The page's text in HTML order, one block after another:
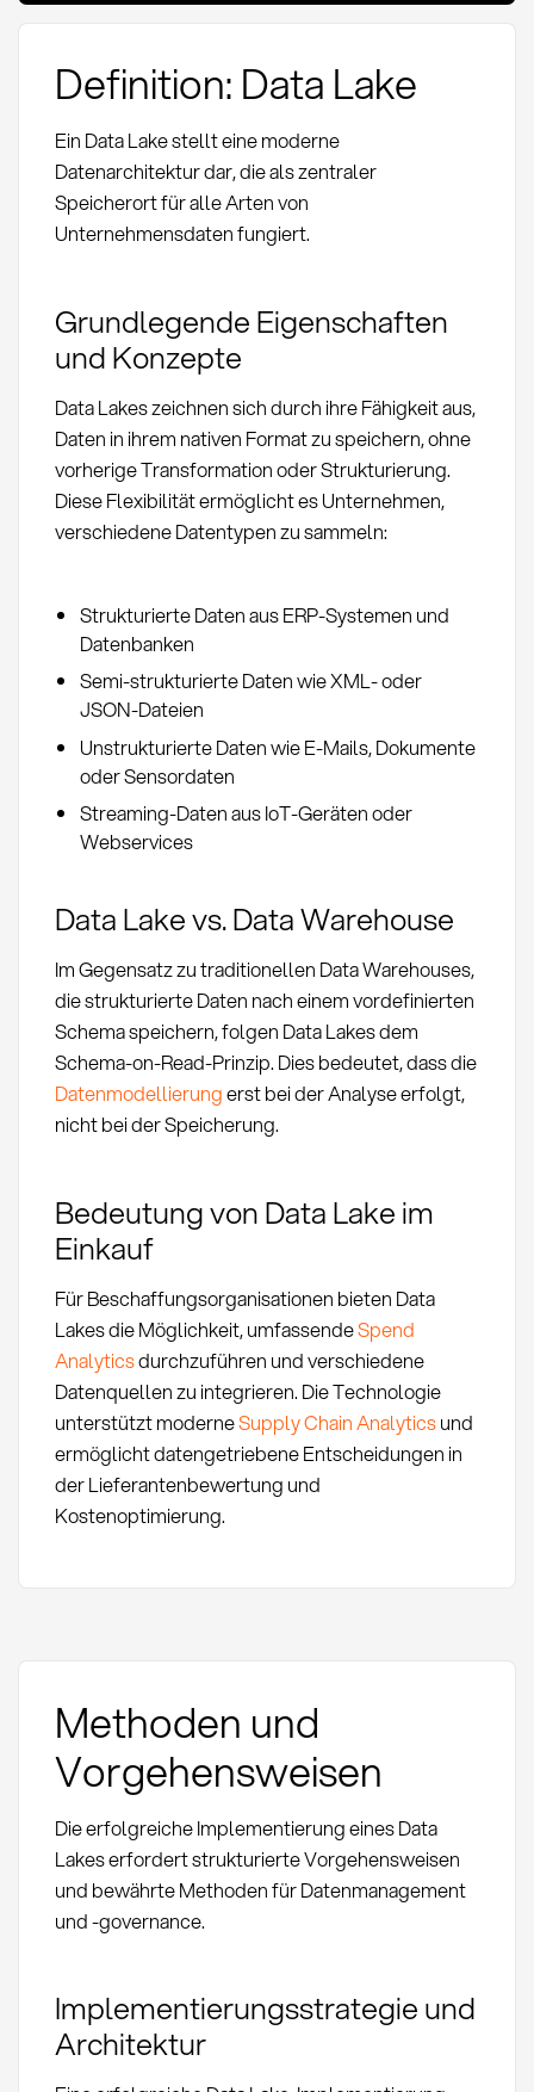
Definition: Data Lake
Ein Data Lake stellt eine moderne
Datenarchitektur dar, die als zentraler
Speicherort für alle Arten von
Unternehmensdaten fungiert.
Grundlegende Eigenschaften
und Konzepte
Data Lakes zeichnen sich durch ihre Fähigkeit aus,
Daten in ihrem nativen Format zu speichern, ohne
vorherige Transformation oder Strukturierung.
Diese Flexibilität ermöglicht es Unternehmen,
verschiedene Datentypen zu sammeln:
Strukturierte Daten aus ERP-Systemen und
Datenbanken
Semi-strukturierte Daten wie XML- oder
JSON-Dateien
Unstrukturierte Daten wie E-Mails, Dokumente
oder Sensordaten
Streaming-Daten aus IoT-Geräten oder
Webservices
Data Lake vs. Data Warehouse
Im Gegensatz zu traditionellen Data Warehouses,
die strukturierte Daten nach einem vordefinierten
Schema speichern, folgen Data Lakes dem
Schema-on-Read-Prinzip. Dies bedeutet, dass die
Datenmodellierungerst bei der Analyse erfolgt,
nicht bei der Speicherung.
Bedeutung von Data Lake im
Einkauf
Für Beschaffungsorganisationen bieten Data
Lakes die Möglichkeit, umfassendeSpend
Analyticsdurchzuführen und verschiedene
Datenquellen zu integrieren. Die Technologie
unterstützt moderneSupply Chain Analyticsund
ermöglicht datengetriebene Entscheidungen in
der Lieferantenbewertung und
Kostenoptimierung.
Methoden und
Vorgehensweisen
Die erfolgreiche Implementierung eines Data
Lakes erfordert strukturierte Vorgehensweisen
und bewährte Methoden für Datenmanagement
und -governance.
Implementierungsstrategie und
Architektur